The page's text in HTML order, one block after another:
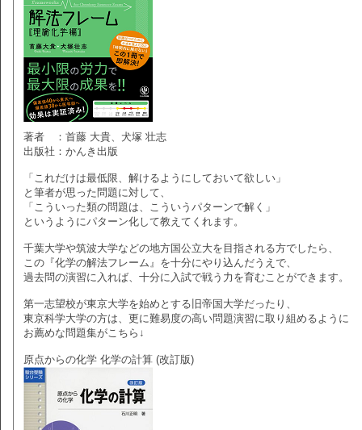
著者 ：首藤 大貴、犬塚 壮志
出版社：かんき出版
「これだけは最低限、解けるようにしておいて欲しい」
と筆者が思った問題に対して、
「こういった類の問題は、こういうパターンで解く」
というようにパターン化して教えてくれます。
千葉大学や筑波大学などの地方国公立大を目指される方でしたら、
この『化学の解法フレーム』を十分にやり込んだうえで、
過去問の演習に入れば、十分に入試で戦う力を育むことができます。
第一志望校が東京大学を始めとする旧帝国大学だったり、
東京科学大学の方は、更に難易度の高い問題演習に取り組めるように
お薦めな問題集がこちら↓
原点からの化学 化学の計算 (改訂版)